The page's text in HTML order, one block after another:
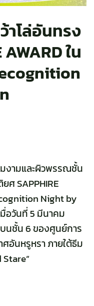
โล่อันทรง
ใน
งามและผิวพรรณชั้น
ศ SAPPHIRE
Night by
อวันที่ 5 มีนาคม
บนชั้น 6 ของศูนย์การ
อันหรูหรา ภายใต้ธีม